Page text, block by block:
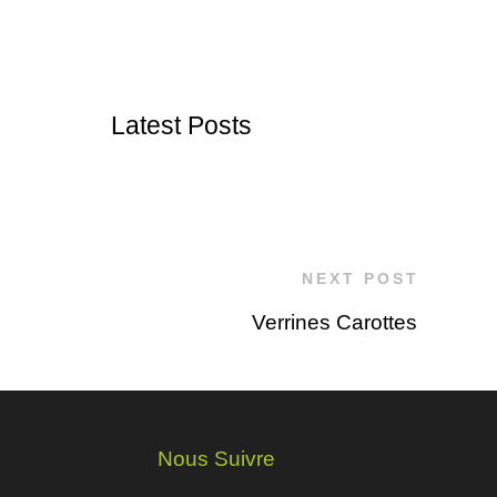
Latest Posts
NEXT POST
Verrines Carottes
Nous Suivre